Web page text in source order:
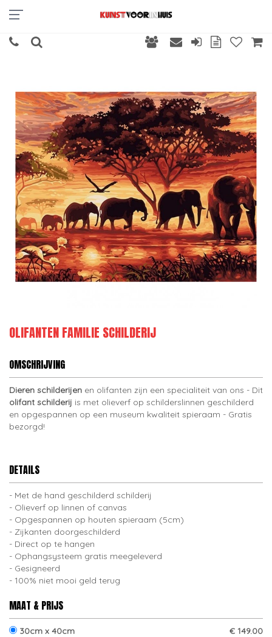
OLIFANTEN FAMILIE SCHILDERIJ
OMSCHRIJVING
Dieren schilderijen en olifanten zijn een specialiteit van ons - Dit
olifant schilderij is met olieverf op schilderslinnen geschilderd
en opgespannen op een museum kwaliteit spieraam - Gratis
bezorgd!
DETAILS
Met de hand geschilderd schilderij
Olieverf op linnen of canvas
Opgespannen op houten spieraam (5cm)
Zijkanten doorgeschilderd
Direct op te hangen
Ophangsysteem gratis meegeleverd
Gesigneerd
100% niet mooi geld terug
MAAT & PRIJS
30cm x 40cm
€ 149.00